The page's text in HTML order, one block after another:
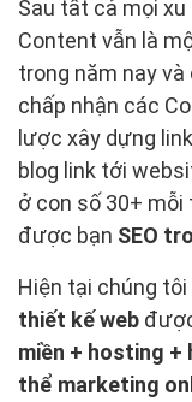
Sau tất cả mọi
Content vẫn là
trong năm nay
chấp nhận các
lược xây dựng
blog link tới
ở con số 30+ mỗi
được bạn SEO
Hiện tại chúng
thiết kế web
miền + hosting +
thể marketing